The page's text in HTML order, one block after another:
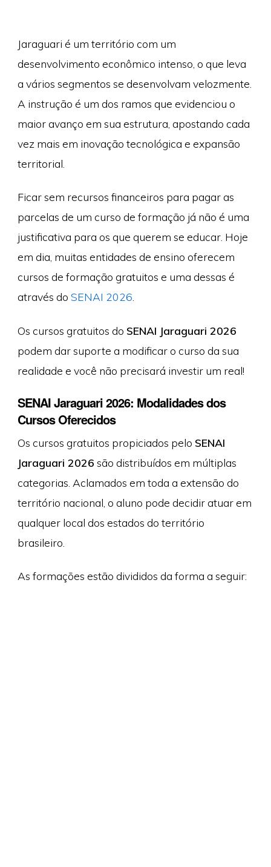
Jaraguari é um território com um
desenvolvimento econômico intenso, o que leva
a vários segmentos se desenvolvam velozmente.
A instrução é um dos ramos que evidenciou o
maior avanço em sua estrutura, apostando cada
vez mais em inovação tecnológica e expansão
territorial.
Ficar sem recursos financeiros para pagar as
parcelas de um curso de formação já não é uma
justificativa para os que querem se educar. Hoje
em dia, muitas entidades de ensino oferecem
cursos de formação gratuitos e uma dessas é
através do SENAI 2026
Os cursos gratuitos do SENAI Jaraguari 2026
podem dar suporte a modificar o curso da sua
realidade e você não precisará investir um real!
SENAI Jaraguari 2026: Modalidades dos
Cursos Oferecidos
Os cursos gratuitos propiciados pelo SENAI
Jaraguari 2026 são distribuídos em múltiplas
categorias. Aclamados em toda a extensão do
território nacional, o aluno pode decidir atuar em
qualquer local dos estados do território
brasileiro.
As formações estão divididos da forma a seguir: